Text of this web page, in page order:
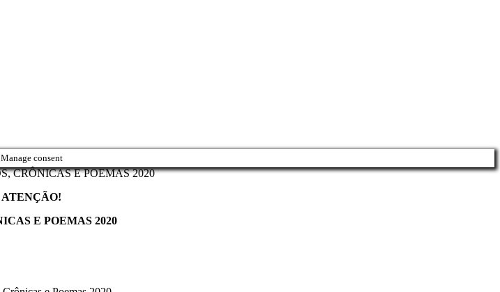
Manage consent
CRÔNICAS E POEMAS 2020
ATENÇÃO!
E POEMAS 2020